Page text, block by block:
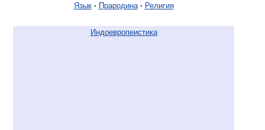
Язык· Прародина· Религия
Индоевропеистика